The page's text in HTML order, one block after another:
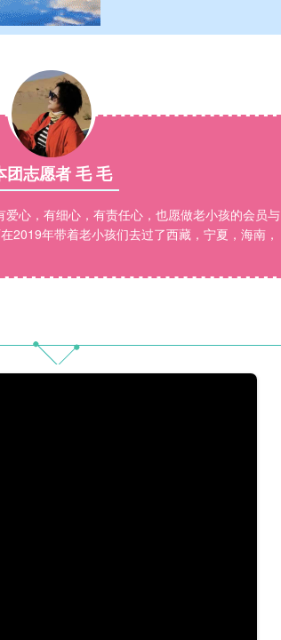
团志愿者 毛 毛
心，有细心，有责任心，也愿做老小孩的会员与
2019年带着老小孩们去过了西藏，宁夏，海南，